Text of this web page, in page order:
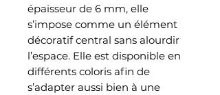
épaisseur de 6 mm, elle
s’impose comme un élément
décoratif central sans alourdir
l’espace. Elle est disponible en
différents coloris afin de
s’adapter aussi bien à une